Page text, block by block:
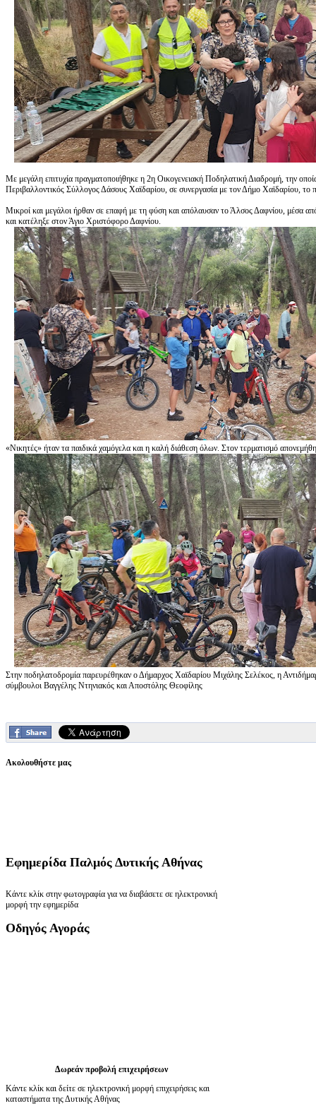
Με μεγάλη επιτυχία πραγματοποιήθηκε η 2η Οικογενειακή Ποδηλατική Διαδρομή, την
Περιβαλλοντικός Σύλλογος Δάσους Χαϊδαρίου, σε συνεργασία με τον Δήμο Χαϊδαρίου,
Μικροί και μεγάλοι ήρθαν σε επαφή με τη φύση και απόλαυσαν το Άλσος Δαφνίου, μέσα
και κατέληξε στον Άγιο Χριστόφορο Δαφνίου.
«Νικητές» ήταν τα παιδικά χαμόγελα και η καλή διάθεση όλων. Στον τερματισμό
Στην ποδηλατοδρομία παρευρέθηκαν ο Δήμαρχος Χαϊδαρίου Μιχάλης Σελέκος, η
σύμβουλοι Βαγγέλης Ντηνιακός και Αποστόλης Θεοφίλης
Ακολουθήστε μας
Εφημερίδα Παλμός Δυτικής Αθήνας
Κάντε κλίκ στην φωτογραφία για να διαβάσετε σε ηλεκτρονική
μορφή την εφημερίδα
Οδηγός Αγοράς
Δωρεάν προβολή επιχειρήσεων
Κάντε κλίκ και δείτε σε ηλεκτρονική μορφή επιχειρήσεις και
καταστήματα της Δυτικής Αθήνας